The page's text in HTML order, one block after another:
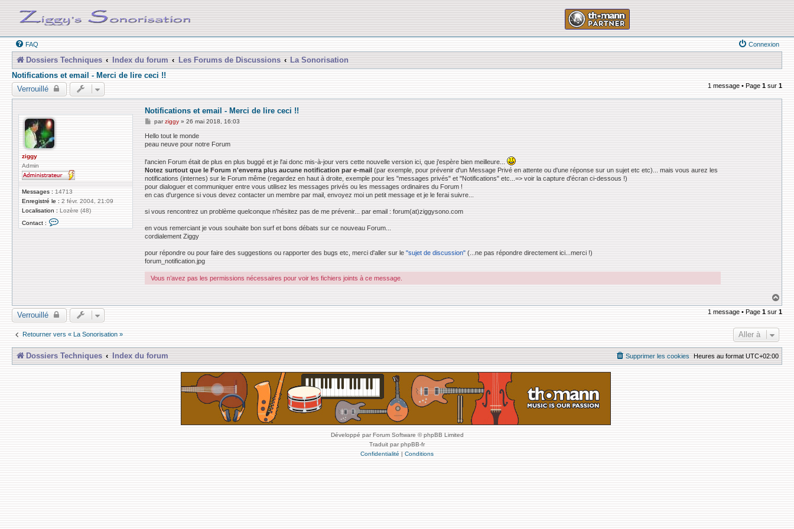
FAQ Connexion
Dossiers Techniques Index du forum Les Forums de Discussions
La Sonorisation
Notifications et email - Merci de lire ceci !!
Verrouillé
1 message • Page 1 sur 1
ziggy
Admin
Messages : 14713
Enregistré le : 2 févr. 2004, 21:09
Localisation : Lozère (48)
Contact :
g
Notifications et email - Merci de lire ceci !!
M
s
s
e
parziggy »26 mai 2018, 16:03
Hello tout le monde
peau neuve pour notre Forum
l'ancien Forum était de plus en plus buggé et je l'ai donc mis-à-jour vers cette nouvelle version ici, que j'espère bien meilleure...
Notez surtout que le Forum n'enverra plus aucune notification par e-mail (par exemple, pour prévenir d'un Message Privé en attente ou d'une réponse sur un sujet etc etc)... mais vous aurez les
notifications (internes) sur le Forum même (regardez en haut à droite, exemple pour les "messages privés" et "Notifications" etc...=> voir la capture d'écran ci-dessous !)
pour dialoguer et communiquer entre vous utilisez les messages privés ou les messages ordinaires du Forum !
en cas d'urgence si vous devez contacter un membre par mail, envoyez moi un petit message et je le ferai suivre...
si vous rencontrez un problème quelconque n'hésitez pas de me prévenir... par email : forum(at)ziggysono.com
en vous remerciant je vous souhaite bon surf et bons débats sur ce nouveau Forum...
cordialement Ziggy
pour répondre ou pour faire des suggestions ou rapporter des bugs etc, merci d'aller sur le"sujet de discussion" (...ne pas répondre directement ici...merci !)
forum_notification.jpg
Vous n’avez pas les permissions nécessaires pour voir les fichiers joints à ce message.
a
u
Verrouillé 1 message • Page 1 sur 1
Retourner vers « La Sonorisation » Aller à
Dossiers Techniques Index du forum Heures au format UTC+02:00
Supprimer les cookies
Développé par Forum Software © phpBB Limited
Traduit par phpBB-fr
Confidentialité | Conditions